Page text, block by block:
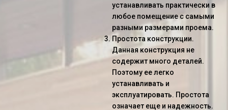
устанавливать практически в
любое помещение с самыми
разными размерами проема.
Простота конструкции.
Данная конструкция не
содержит много деталей.
Поэтому ее легко
устанавливать и
эксплуатировать. Простота
означает еще и надежность.